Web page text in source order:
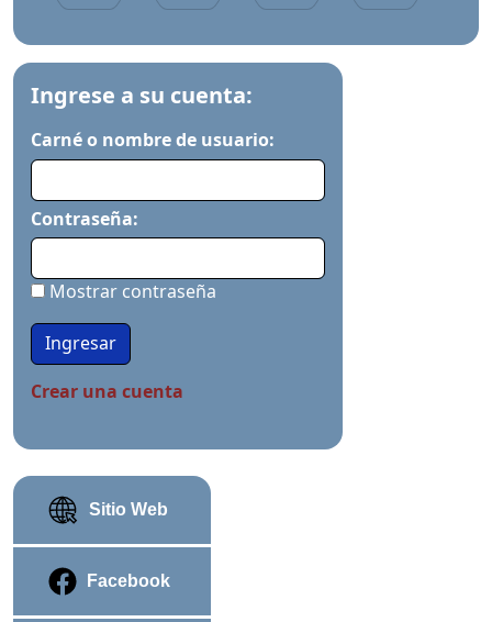
Sitio Web
Facebook
Inicio de sesión
Ingrese a su cuenta:
Carné o nombre de usuario:
Contraseña:
Mostrar contraseña
Crear una cuenta